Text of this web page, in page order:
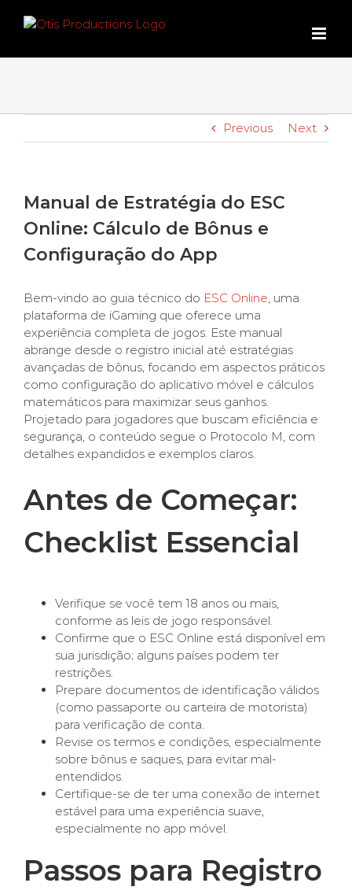
Previous Next
Manual de Estratégia do ESC
Online: Cálculo de Bônus e
Configuração do App
Bem-vindo ao guia técnico do ESC Online, uma
plataforma de iGaming que oferece uma
experiência completa de jogos. Este manual
abrange desde o registro inicial até estratégias
avançadas de bônus, focando em aspectos práticos
como configuração do aplicativo móvel e cálculos
matemáticos para maximizar seus ganhos.
Projetado para jogadores que buscam eficiência e
segurança, o conteúdo segue o Protocolo M, com
detalhes expandidos e exemplos claros.
Antes de Começar:
Checklist Essencial
Verifique se você tem 18 anos ou mais,
conforme as leis de jogo responsável.
Confirme que o ESC Online está disponível em
sua jurisdição; alguns países podem ter
restrições.
Prepare documentos de identificação válidos
(como passaporte ou carteira de motorista)
para verificação de conta.
Revise os termos e condições, especialmente
sobre bônus e saques, para evitar mal-
entendidos.
Certifique-se de ter uma conexão de internet
estável para uma experiência suave,
especialmente no app móvel.
Passos para Registro